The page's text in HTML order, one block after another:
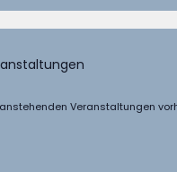
Veranstaltungen